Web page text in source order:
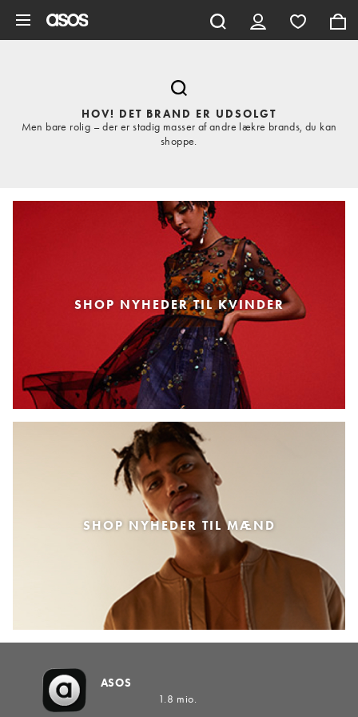
HOV! DET BRAND ER UDSOLGT
Men bare rolig – der er stadig masser af andre lækre brands, du kan
shoppe.
SHOP NYHEDER TIL KVINDER
SHOP NYHEDER TIL MÆND
ASOS
1.8 mio.